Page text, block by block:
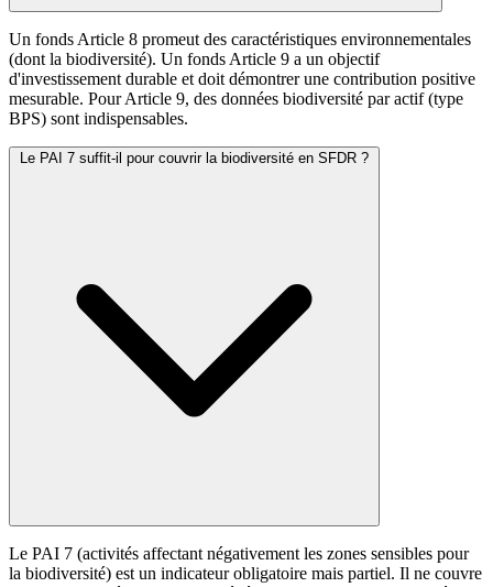
Un fonds Article 8 promeut des caractéristiques environnementales
(dont la biodiversité). Un fonds Article 9 a un objectif
d'investissement durable et doit démontrer une contribution positive
mesurable. Pour Article 9, des données biodiversité par actif (type
BPS) sont indispensables.
Le PAI 7 suffit-il pour couvrir la biodiversité en SFDR ?
Le PAI 7 (activités affectant négativement les zones sensibles pour
la biodiversité) est un indicateur obligatoire mais partiel. Il ne couvre